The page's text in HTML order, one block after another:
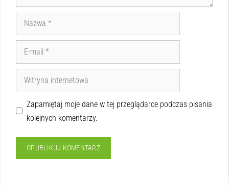
Zapamiętaj moje dane w tej przeglądarce podczas pisania
kolejnych komentarzy.